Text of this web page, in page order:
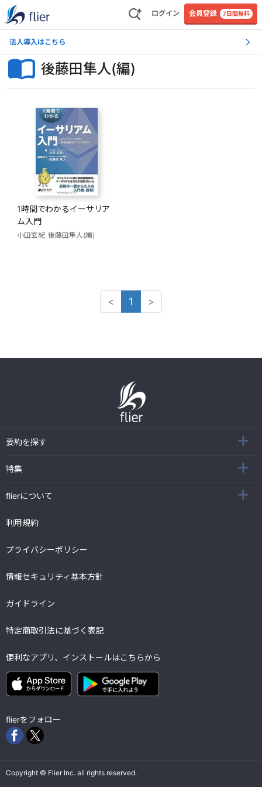
ログイン 会員登録 7日間無料
法人導入はこちら
後藤田隼人(編)
1時間でわかるイーサリア
ム入門
小田玄紀 後藤田隼人(編)
< 1 >
要約を探す
特集
flierについて
利用規約
プライバシーポリシー
情報セキュリティ基本方針
ガイドライン
特定商取引法に基づく表記
便利なアプリ、インストールはこちらから
flierをフォロー
Copyright © Flier Inc. all rights reserved.